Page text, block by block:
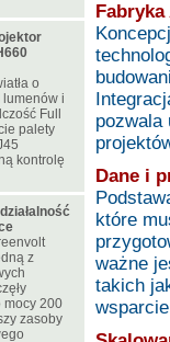
Fabryka
pozwala
Dane i
które
ważne
takich
o
lumenów i
Full
palety
kontrolę
z
mocy 200
zasoby